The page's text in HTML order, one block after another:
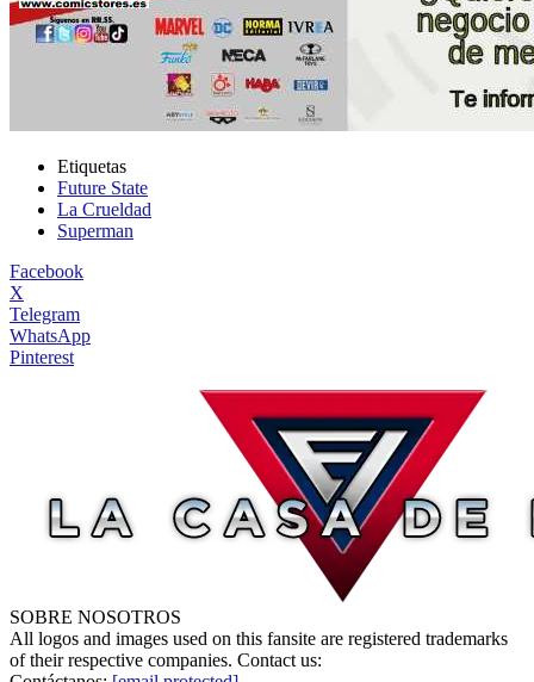
Etiquetas
Future State
La Crueldad
Superman
Facebook
X
Telegram
WhatsApp
Pinterest
SOBRE NOSOTROS
All logos and images used on this fansite are registered trademarks
of their respective companies. Contact us: